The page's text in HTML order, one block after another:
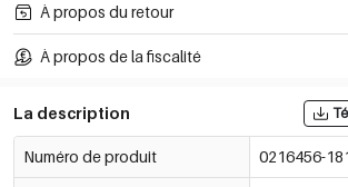
À propos du retour
À propos de la fiscalité
La description
Numéro de produit 0216456-